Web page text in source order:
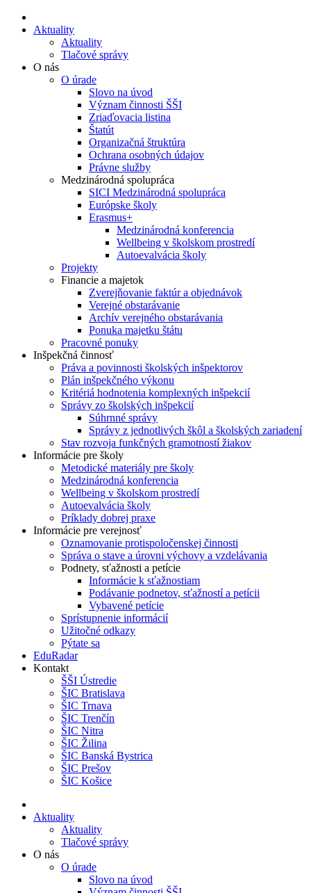
Aktuality
Aktuality
Tlačové správy
O nás
O úrade
Slovo na úvod
Význam činnosti ŠŠI
Zriaďovacia listina
Štatút
Organizačná štruktúra
Ochrana osobných údajov
Právne služby
Medzinárodná spolupráca
SICI Medzinárodná spolupráca
Európske školy
Erasmus+
Medzinárodná konferencia
Wellbeing v školskom prostredí
Autoevalvácia školy
Projekty
Financie a majetok
Zverejňovanie faktúr a objednávok
Verejné obstarávanie
Archív verejného obstarávania
Ponuka majetku štátu
Pracovné ponuky
Inšpekčná činnosť
Práva a povinnosti školských inšpektorov
Plán inšpekčného výkonu
Kritériá hodnotenia komplexných inšpekcií
Správy zo školských inšpekcií
Súhrnné správy
Správy z jednotlivých škôl a školských zariadení
Stav rozvoja funkčných gramotností žiakov
Informácie pre školy
Metodické materiály pre školy
Medzinárodná konferencia
Wellbeing v školskom prostredí
Autoevalvácia školy
Príklady dobrej praxe
Informácie pre verejnosť
Oznamovanie protispoločenskej činnosti
Správa o stave a úrovni výchovy a vzdelávania
Podnety, sťažnosti a petície
Informácie k sťažnostiam
Podávanie podnetov, sťažností a petícii
Vybavené petície
Sprístupnenie informácií
Užitočné odkazy
Pýtate sa
EduRadar
Kontakt
ŠŠI Ústredie
ŠIC Bratislava
ŠIC Trnava
ŠIC Trenčín
ŠIC Nitra
ŠIC Žilina
ŠIC Banská Bystrica
ŠIC Prešov
ŠIC Košice
Aktuality
Aktuality
Tlačové správy
O nás
O úrade
Slovo na úvod